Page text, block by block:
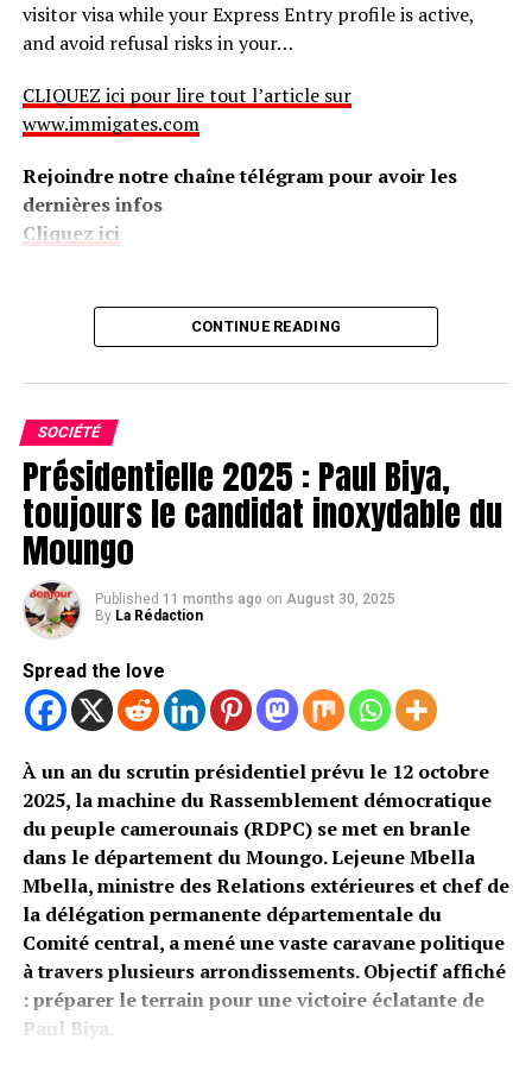
visitor visa while your Express Entry profile is active,
and avoid refusal risks in your…
CLIQUEZ ici pour lire tout l’article sur
www.immigates.com
Rejoindre notre chaîne télégram pour avoir les
dernières infos
Cliquez ici
CONTINUE READING
SOCIÉTÉ
Présidentielle 2025 : Paul Biya,
toujours le candidat inoxydable du
Moungo
Published 11 months ago on August 30, 2025
By La Rédaction
Spread the love
À un an du scrutin présidentiel prévu le 12 octobre
2025, la machine du Rassemblement démocratique
du peuple camerounais (RDPC) se met en branle
dans le département du Moungo. Lejeune Mbella
Mbella, ministre des Relations extérieures et chef de
la délégation permanente départementale du
Comité central, a mené une vaste caravane politique
à travers plusieurs arrondissements. Objectif affiché
: préparer le terrain pour une victoire éclatante de
Paul Biya.